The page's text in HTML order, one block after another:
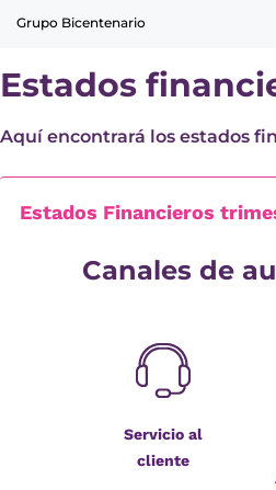
Grupo Bicentenario
Estados
Aquí encontrará los estados
Estados Financieros
Canales de
Servicio al
cliente